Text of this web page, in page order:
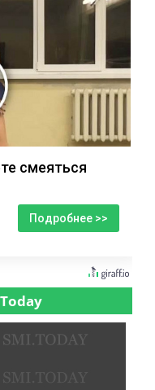
смеяться
Подробнее >>